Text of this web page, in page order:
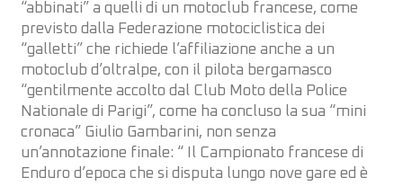
“abbinati” a quelli di un motoclub francese, come
previsto dalla Federazione motociclistica dei
“galletti” che richiede l’affiliazione anche a un
motoclub d’oltralpe, con il pilota bergamasco
“gentilmente accolto dal Club Moto della Police
Nationale di Parigi”, come ha concluso la sua “mini
cronaca” Giulio Gambarini, non senza
un’annotazione finale: “ Il Campionato francese di
Enduro d’epoca che si disputa lungo nove gare ed è